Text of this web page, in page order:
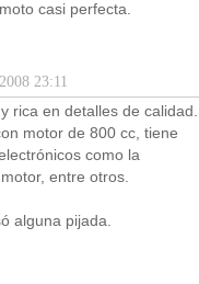
casi perfecta.
23:11
rica en detalles de calidad.
motor de 800 cc, tiene
como la
entre otros.
alguna pijada.